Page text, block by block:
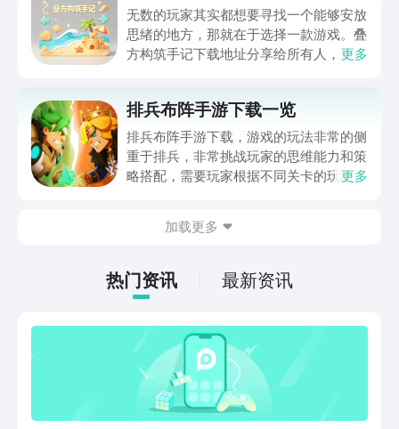
无数的玩家其实都想要寻找一个能够安放
思绪的地方，那就在于选择一款游戏。叠
方构筑手记下载地址分享给所有人，这一
情。如果大家想要下载这款游戏，其实方
法很简单，通过以下的链接即可先来看一
下游戏的主要乐趣吧。
更多
排兵布阵手游下载一览
排兵布阵手游下载，游戏的玩法非常的侧
重于排兵，非常挑战玩家的思维能力和策
略搭配，需要玩家根据不同关卡的玩法设
一种士兵都有自己独特的技能，及运用的
急切的想要连接，现在，就和小编一起来
阅览一下吧！
更多
加载更多
热门资讯 最新资讯